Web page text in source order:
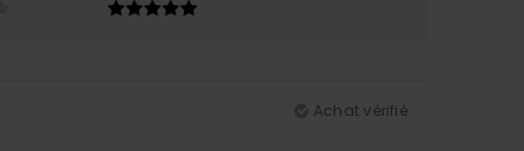
Achat vérifié